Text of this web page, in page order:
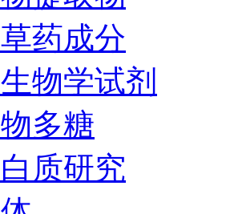
药成分
物学试剂
多糖
质研究